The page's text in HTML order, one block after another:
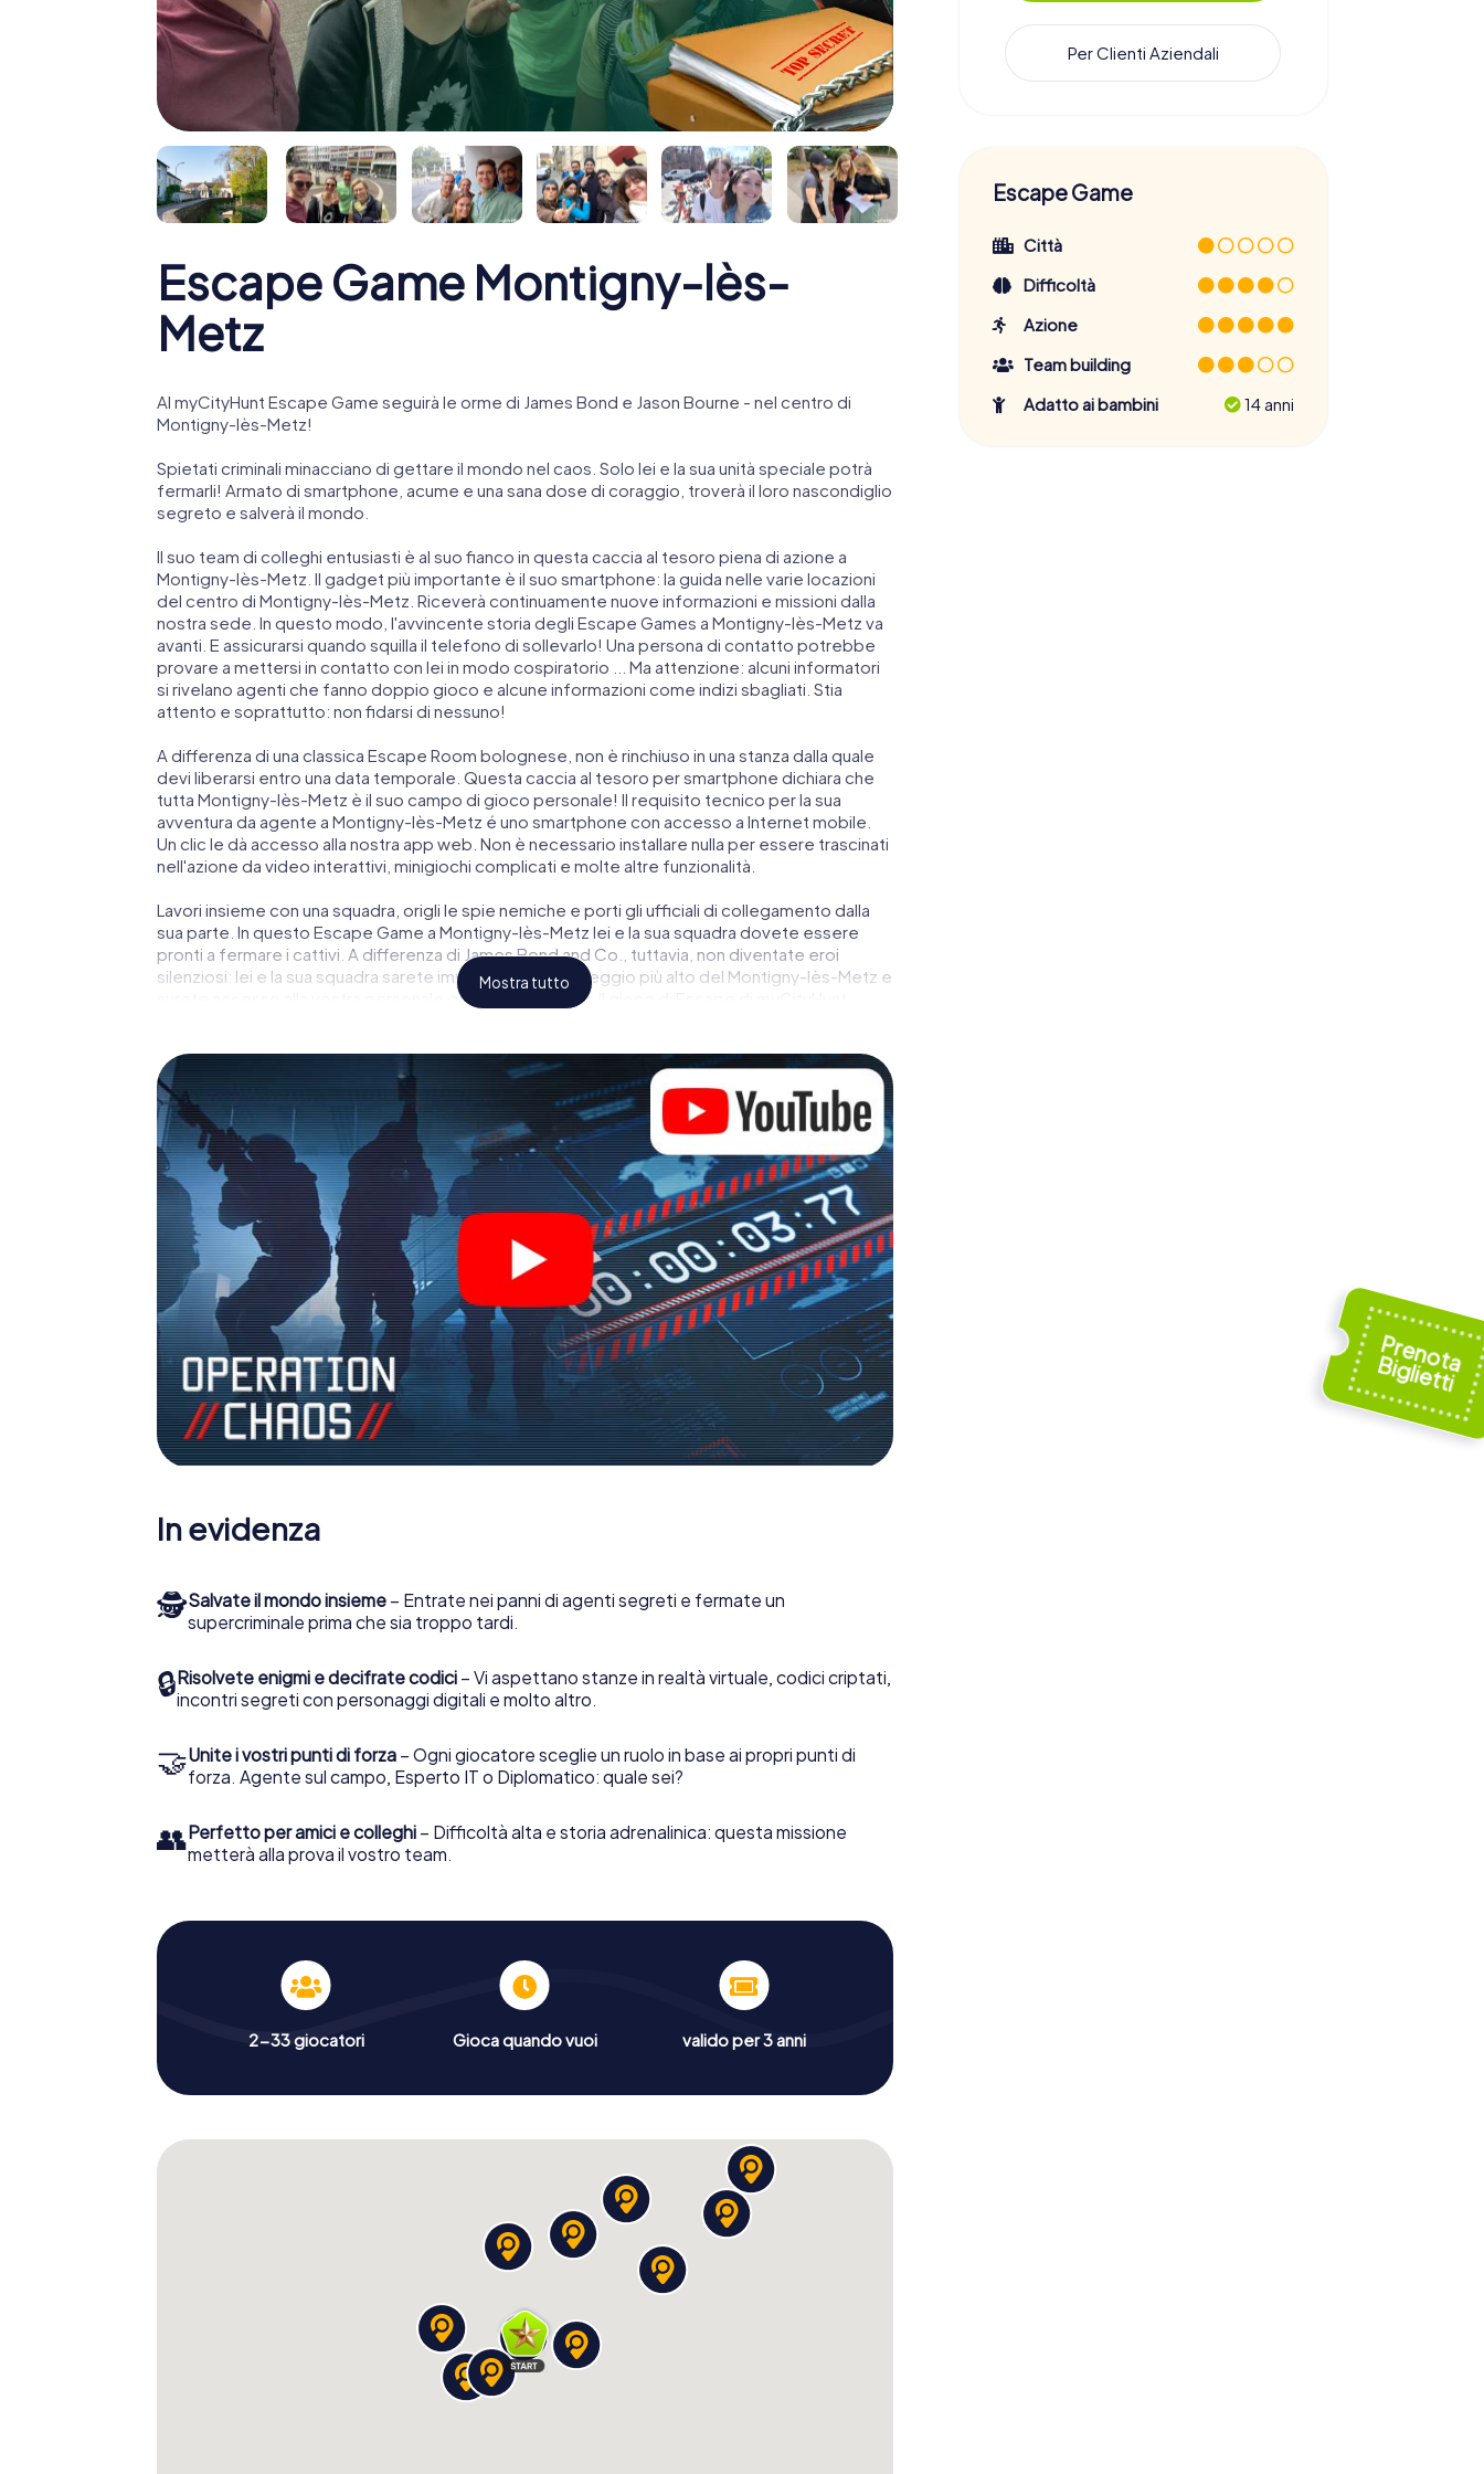
Escape Game Montigny-lès-
Metz
Al myCityHunt Escape Game seguirà le orme di James Bond e Jason Bourne - nel centro di
Montigny-lès-Metz!
Spietati criminali minacciano di gettare il mondo nel caos. Solo lei e la sua unità speciale potrà
fermarli! Armato di smartphone, acume e una sana dose di coraggio, troverà il loro nascondiglio
segreto e salverà il mondo.
Il suo team di colleghi entusiasti è al suo fianco in questa caccia al tesoro piena di azione a
Montigny-lès-Metz. Il gadget più importante è il suo smartphone: la guida nelle varie locazioni
del centro di Montigny-lès-Metz. Riceverà continuamente nuove informazioni e missioni dalla
nostra sede. In questo modo, l'avvincente storia degli Escape Games a Montigny-lès-Metz va
avanti. E assicurarsi quando squilla il telefono di sollevarlo! Una persona di contatto potrebbe
provare a mettersi in contatto con lei in modo cospiratorio ... Ma attenzione: alcuni informatori
si rivelano agenti che fanno doppio gioco e alcune informazioni come indizi sbagliati. Stia
attento e soprattutto: non fidarsi di nessuno!
A differenza di una classica Escape Room bolognese, non è rinchiuso in una stanza dalla quale
devi liberarsi entro una data temporale. Questa caccia al tesoro per smartphone dichiara che
tutta Montigny-lès-Metz è il suo campo di gioco personale! Il requisito tecnico per la sua
avventura da agente a Montigny-lès-Metz é uno smartphone con accesso a Internet mobile.
Un clic le dà accesso alla nostra app web. Non è necessario installare nulla per essere trascinati
nell'azione da video interattivi, minigiochi complicati e molte altre funzionalità.
Lavori insieme con una squadra, origli le spie nemiche e porti gli ufficiali di collegamento dalla
sua parte. In questo Escape Game a Montigny-lès-Metz lei e la sua squadra dovete essere
pronti a fermare i cattivi. A differenza di James Bond and Co., tuttavia, non diventate eroi
silenziosi: lei e la sua squadra sarete immortalati nel punteggio più alto del Montigny-lès-Metz e
avrete accesso alla vostra personale galleria di immagini. Il gioco di Escape di myCityHunt
all'aperto!
Mostra tutto
In evidenza
🕵Salvate il mondo insieme – Entrate nei panni di agenti segreti e fermate un
supercriminale prima che sia troppo tardi.
🔒Risolvete enigmi e decifrate codici – Vi aspettano stanze in realtà virtuale, codici criptati,
incontri segreti con personaggi digitali e molto altro.
🤝Unite i vostri punti di forza – Ogni giocatore sceglie un ruolo in base ai propri punti di
forza. Agente sul campo, Esperto IT o Diplomatico: quale sei?
👥Perfetto per amici e colleghi – Difficoltà alta e storia adrenalinica: questa missione
metterà alla prova il vostro team.
2-33 giocatori Gioca quando vuoi valido per 3 anni
Per Clienti Aziendali
Escape Game
Città
Difficoltà
Azione
Team building
Adatto ai bambini
14 anni